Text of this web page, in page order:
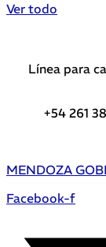
Ver todo
Línea para
+54 261
MENDOZA
Facebook-f